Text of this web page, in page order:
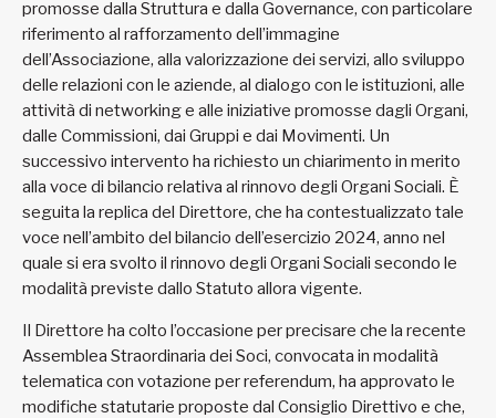
promosse dalla Struttura e dalla Governance, con particolare
riferimento al rafforzamento dell’immagine
dell’Associazione, alla valorizzazione dei servizi, allo sviluppo
delle relazioni con le aziende, al dialogo con le istituzioni, alle
attività di networking e alle iniziative promosse dagli Organi,
dalle Commissioni, dai Gruppi e dai Movimenti. Un
successivo intervento ha richiesto un chiarimento in merito
alla voce di bilancio relativa al rinnovo degli Organi Sociali. È
seguita la replica del Direttore, che ha contestualizzato tale
voce nell’ambito del bilancio dell’esercizio 2024, anno nel
quale si era svolto il rinnovo degli Organi Sociali secondo le
modalità previste dallo Statuto allora vigente.
Il Direttore ha colto l’occasione per precisare che la recente
Assemblea Straordinaria dei Soci, convocata in modalità
telematica con votazione per referendum, ha approvato le
modifiche statutarie proposte dal Consiglio Direttivo e che,